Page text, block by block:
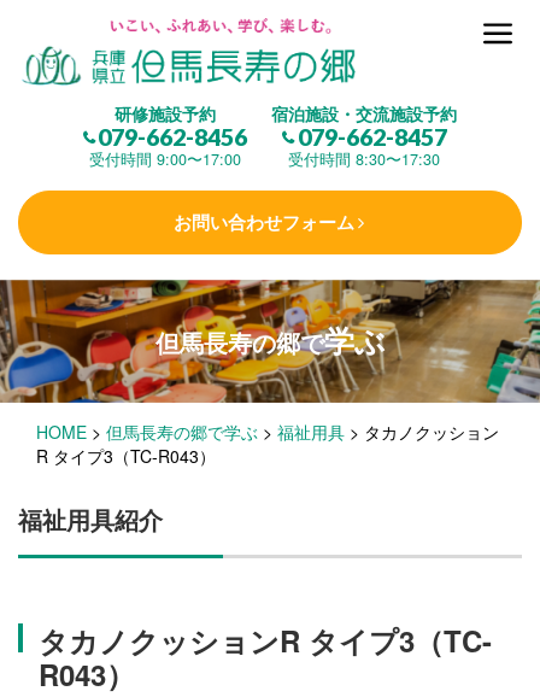
研修施設予約
079-662-8456
受付時間 9:00〜17:00
宿泊施設・交流施設予約
079-662-8457
受付時間 8:30〜17:30
お問い合わせフォーム
但馬長寿の郷とは
(研修施設)
楽しむ
学 ぶ(健康福祉)
泊まる(宿泊)
施設・料金
アクセス
但馬長寿の郷で学ぶ
HOME > 但馬長寿の郷で学ぶ > 福祉用具 > タカノクッション
R タイプ3（TC-R043）
福祉用具紹介
タカノクッションR タイプ3（TC-
R043）